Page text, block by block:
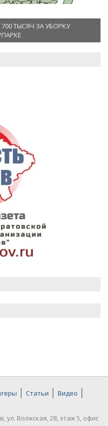
ТЫСЯЧ ЗА УБОРКУ
Статьи
Видео
ул. Волжская, 28, этаж 5, офис